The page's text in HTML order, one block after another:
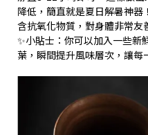
降低，簡直就是夏日解暑神
含抗氧化物質，對身體非常友
✨小貼士：你可以加入一些新
葉，瞬間提升風味層次，讓每